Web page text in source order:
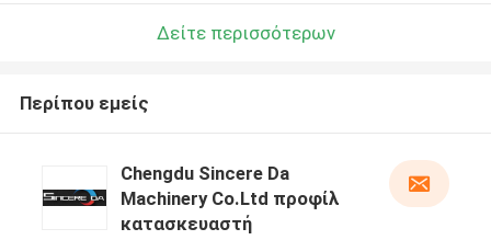
Δείτε περισσότερων
Περίπου εμείς
Chengdu Sincere Da
Machinery Co.Ltd προφίλ
κατασκευαστή